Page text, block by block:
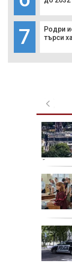
7
Родри
търси
балната